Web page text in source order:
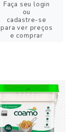
Faça seu login
ou
cadastre-se
para ver preços
e comprar